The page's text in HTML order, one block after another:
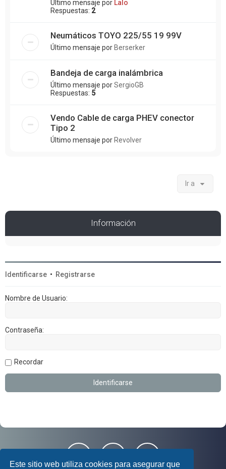
Este sitio web utiliza cookies para asegurar que
Último mensaje por Lalo
Respuestas: 2
Neumáticos TOYO 225/55 19 99V
Último mensaje por Berserker
Bandeja de carga inalámbrica
Último mensaje porSergioGB
Respuestas: 5
Vendo Cable de carga PHEV conector
Tipo 2
Último mensaje por Revolver
Ir a
Información
Identificarse • Registrarse
Nombre de Usuario:
Contraseña:
Recordar